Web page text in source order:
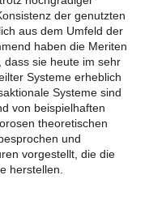
der genutzten
aus dem Umfeld der
haben die Meriten
dass sie heute im sehr
Systeme erheblich
Systeme sind
von beispielhaften
theoretischen
und
vorgestellt, die die
herstellen.